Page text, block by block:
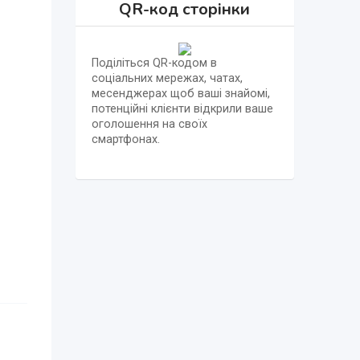
QR-код сторінки
Поділіться QR-кодом в
соціальних мережах, чатах,
месенджерах щоб ваші знайомі,
потенційні клієнти відкрили ваше
оголошення на своїх
смартфонах.